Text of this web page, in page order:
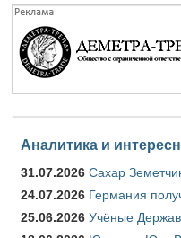
Аналитика и
31.07.2026 Сахар
24.07.2026 Германия
25.06.2026 Учёные